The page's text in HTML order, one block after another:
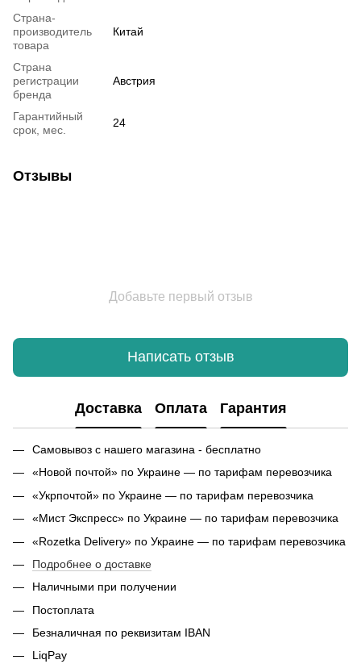
Страна-
производитель
товара
Китай
Страна
регистрации
бренда
Австрия
Гарантийный
срок, мес.
24
Отзывы
Добавьте первый отзыв
Написать отзыв
Доставка Оплата Гарантия
Самовывоз с нашего магазина - бесплатно
«Новой почтой» по Украине — по тарифам перевозчика
«Укрпочтой» по Украине — по тарифам перевозчика
«Мист Экспресс» по Украине — по тарифам перевозчика
«Rozetka Delivery» по Украине — по тарифам перевозчика
Подробнее о доставке
Наличными при получении
Постоплата
Безналичная по реквизитам IBAN
LiqPay